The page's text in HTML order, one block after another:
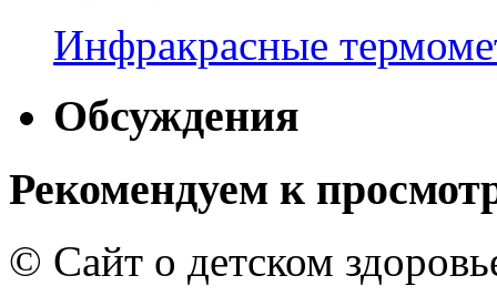
Инфракрасные
Обсуждения
Рекомендуем к
© Сайт о детском